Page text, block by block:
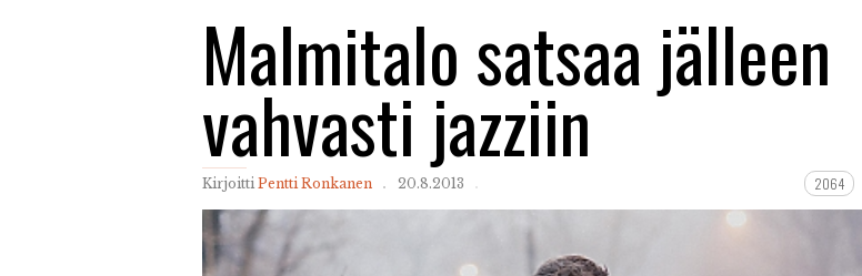
Malmitalo satsaa jälleen
vahvasti jazziin
Kirjoitti Pentti Ronkanen 20.8.2013 2064